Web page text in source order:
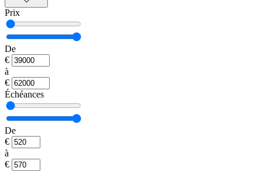
Prix
De
€
à
€
Échéances
De
€
à
€